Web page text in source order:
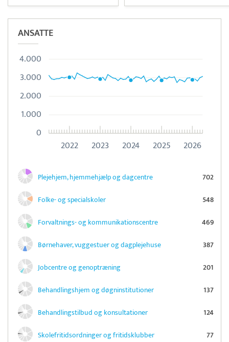
ANSATTE
2022 2023 2024 2025 2026
0
1.000
2.000
3.000
4.000
Plejehjem, hjemmehjælp og dagcentre
702
Folke- og specialskoler
548
Forvaltnings- og kommunikationscentre
469
Børnehaver, vuggestuer og dagplejehuse
387
Jobcentre og genoptræning
201
Behandlingshjem og døgninstitutioner
137
Behandlingstilbud og konsultationer
124
Skolefritidsordninger og fritidsklubber
77